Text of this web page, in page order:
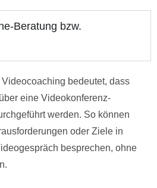
Beratung bzw.
bedeutet, dass
eine Videokonferenz-
werden. So können
oder Ziele in
besprechen, ohne